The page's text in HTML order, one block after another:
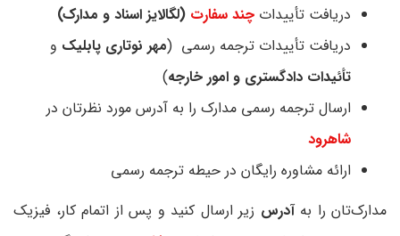
دریافت تأییدات چند سفارت (لگالایز اسناد و مدارک)
دریافت تأییدات ترجمه رسمی (مهر نوتاری پابلیک و
تأئیدات دادگستری و امور خارجه)
ارسال ترجمه رسمی مدارک را به آدرس مورد نظرتان در
شاهرود
ارائه مشاوره رایگان در حیطه ترجمه رسمی
مدارک‌تان را بهآدرس زیر ارسال کنید و پس از اتمام کار، فیزیک